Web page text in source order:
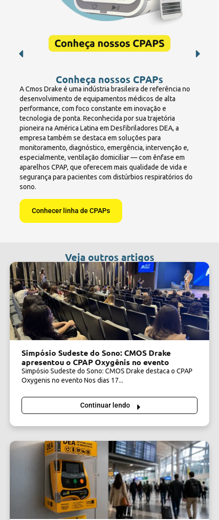
Conheça nossos CPAPs
A Cmos Drake é uma indústria brasileira de referência no
desenvolvimento de equipamentos médicos de alta
performance, com foco constante em inovação e
tecnologia de ponta. Reconhecida por sua trajetória
pioneira na América Latina em Desfibriladores DEA, a
empresa também se destaca em soluções para
monitoramento, diagnóstico, emergência, intervenção e,
especialmente, ventilação domiciliar — com ênfase em
aparelhos CPAP, que oferecem mais qualidade de vida e
segurança para pacientes com distúrbios respiratórios do
sono.
Conhecer linha de CPAPs
Veja outros artigos
Simpósio Sudeste do Sono: CMOS Drake
apresentou o CPAP Oxygênis no evento
Simpósio Sudeste do Sono: CMOS Drake destaca o CPAP
Oxygenis no evento Nos dias 17...
Continuar lendo